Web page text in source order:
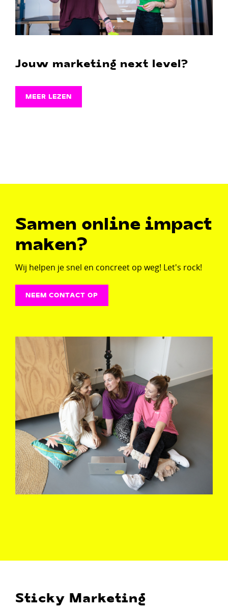
Jouw marketing next level?
MEER LEZEN
Samen online impact
maken?
Wij helpen je snel en concreet op weg! Let's rock!
NEEM CONTACT OP
Sticky Marketing